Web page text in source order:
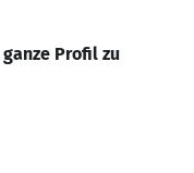
Profil zu